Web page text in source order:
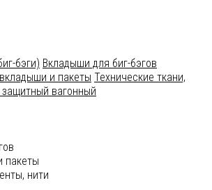
бэги) Вкладыши для биг-бэгов
и пакеты Технические ткани,
вагонный
пакеты
нити